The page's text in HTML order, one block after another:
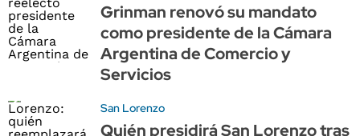
Grinman renovó su mandato
como presidente de la Cámara
Argentina de Comercio y
Servicios
San Lorenzo
Quién presidirá San Lorenzo tras